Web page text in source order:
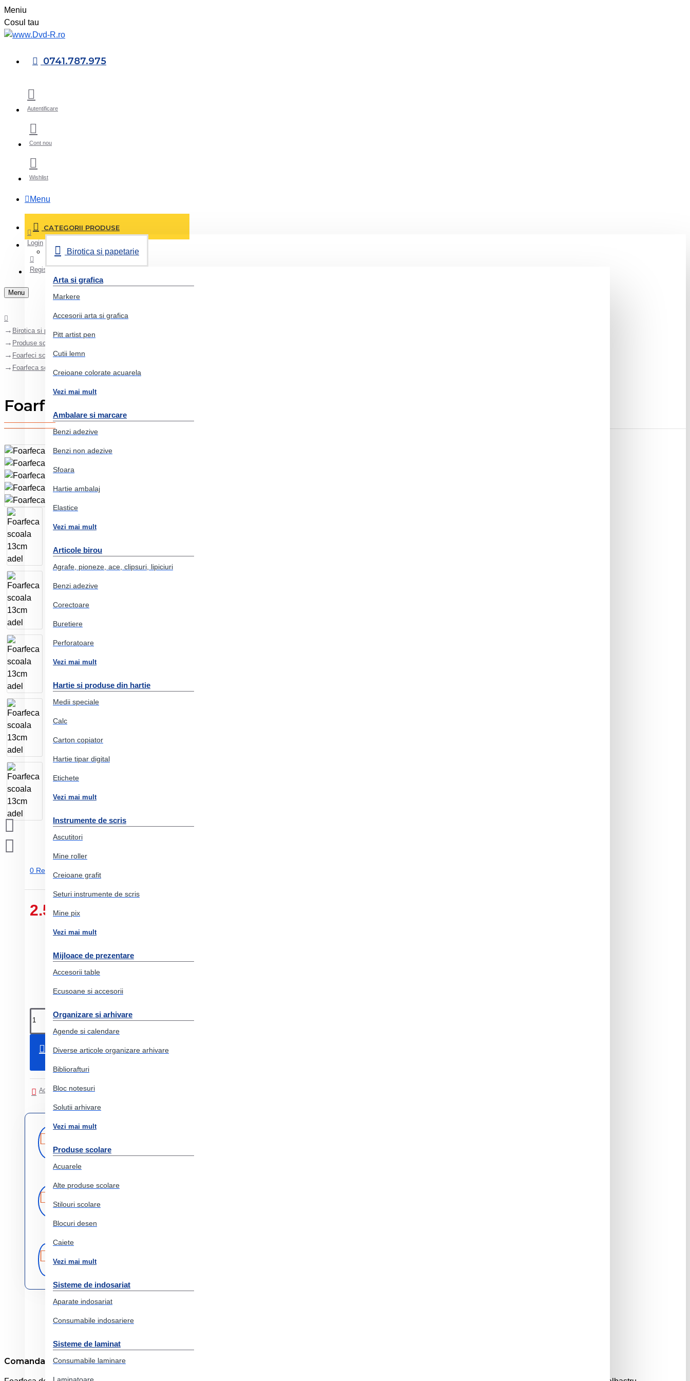
Meniu
Cosul tau
0741.787.975
Autentificare
Cont nou
Wishlist
Menu
CATEGORII PRODUSE
Birotica si papetarie
Arta si grafica
Markere
Accesorii arta si grafica
Pitt artist pen
Cutii lemn
Creioane colorate acuarela
Vezi mai mult
Ambalare si marcare
Benzi adezive
Benzi non adezive
Sfoara
Hartie ambalaj
Elastice
Vezi mai mult
Articole birou
Agrafe, pioneze, ace, clipsuri, lipiciuri
Benzi adezive
Corectoare
Buretiere
Perforatoare
Vezi mai mult
Hartie si produse din hartie
Medii speciale
Calc
Carton copiator
Hartie tipar digital
Etichete
Vezi mai mult
Instrumente de scris
Ascutitori
Mine roller
Creioane grafit
Seturi instrumente de scris
Mine pix
Vezi mai mult
Mijloace de prezentare
Accesorii table
Ecusoane si accesorii
Organizare si arhivare
Agende si calendare
Diverse articole organizare arhivare
Bibliorafturi
Bloc notesuri
Solutii arhivare
Vezi mai mult
Produse scolare
Acuarele
Alte produse scolare
Stilouri scolare
Blocuri desen
Caiete
Vezi mai mult
Sisteme de indosariat
Aparate indosariat
Consumabile indosariere
Sisteme de laminat
Consumabile laminare
Login
Register
Menu
Birotica si papetarie
Produse scolare
Foarfeci scolare
Foarfeca scoala 13cm adel
Foarfeca scoala 13cm adel
0 Review-uri.
2.51 Lei
Adauga in Cos
Adaugati in Lista de dorinte
Livrare
ReturReturnare
Produse
originale
originale
Comanda online Foarfeca scoala 13cm adel